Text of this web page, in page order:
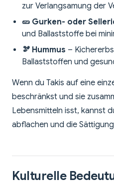
zur Verlangsamung der
🥒 Gurken- oder
und Ballaststoffe bei
🫘 Hummus –
Ballaststoffen und
Wenn du Takis auf eine
beschränkst und sie
Lebensmitteln isst, kannst
abflachen und die
Kulturelle